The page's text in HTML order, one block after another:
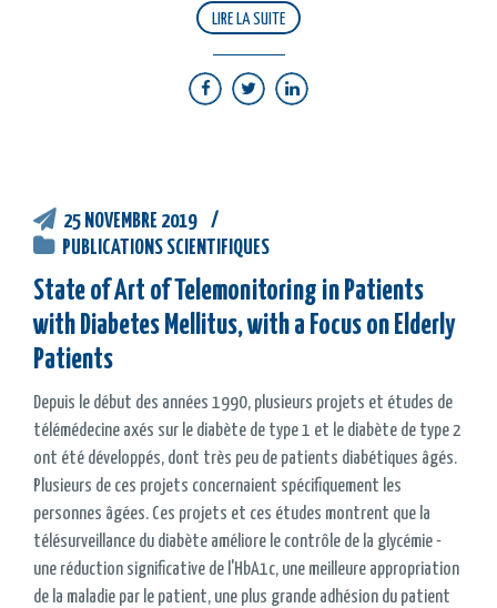
LIRE LA SUITE
25 NOVEMBRE 2019
PUBLICATIONS SCIENTIFIQUES
State of Art of Telemonitoring in Patients
with Diabetes Mellitus, with a Focus on Elderly
Patients
Depuis le début des années 1990, plusieurs projets et études de
télémédecine axés sur le diabète de type 1 et le diabète de type 2
ont été développés, dont très peu de patients diabétiques âgés.
Plusieurs de ces projets concernaient spécifiquement les
personnes âgées. Ces projets et ces études montrent que la
télésurveillance du diabète améliore le contrôle de la glycémie -
une réduction significative de l'HbA1c, une meilleure appropriation
de la maladie par le patient, une plus grande adhésion du patient